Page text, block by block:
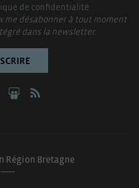
de confidentialité
me désabonner à tout moment
dans la newsletter.